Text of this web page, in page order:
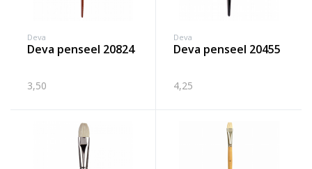
Deva
deva penseel 20824
3,50
Deva
deva penseel 20455
4,25